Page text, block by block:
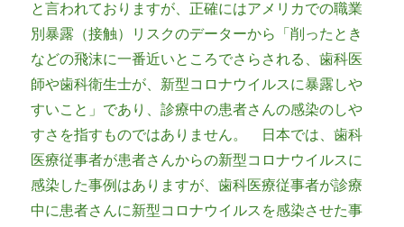
と言われておりますが、正確にはアメリカでの職業
別暴露（接触）リスクのデーターから「削ったとき
などの飛沫に一番近いところでさらされる、歯科医
師や歯科衛生士が、新型コロナウイルスに暴露しや
すいこと」であり、診療中の患者さんの感染のしや
すさを指すものではありません。 日本では、歯科
医療従事者が患者さんからの新型コロナウイルスに
感染した事例はありますが、歯科医療従事者が診療
中に患者さんに新型コロナウイルスを感染させた事